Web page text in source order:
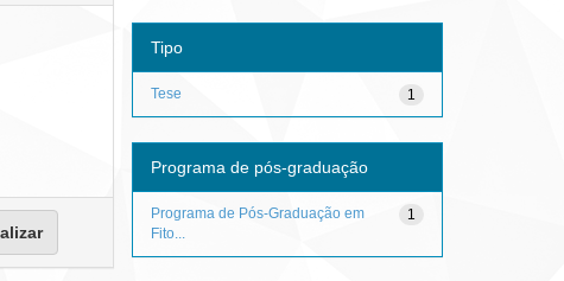
Tipo
1
Tese
Programa de pós-graduação
1
Programa de Pós-Graduação em
Fito...